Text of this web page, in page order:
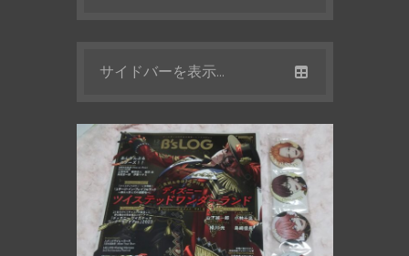
サイドバーを表示...